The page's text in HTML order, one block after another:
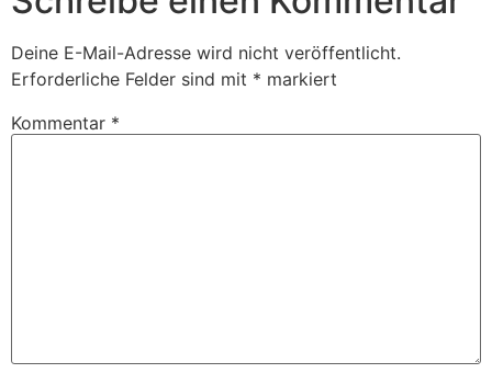
Deine E-Mail-Adresse wird nicht veröffentlicht.
Erforderliche Felder sind mit * markiert
Kommentar *